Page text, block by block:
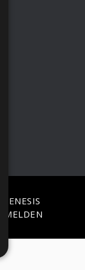
GENESIS